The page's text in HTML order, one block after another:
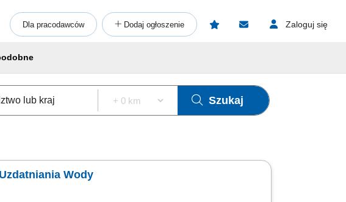
Dla pracodawców Dodaj ogłoszenie Zaloguj się
Szukaj
Wody